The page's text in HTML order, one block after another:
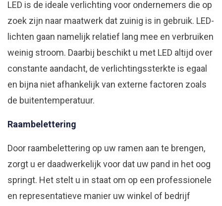
LED is de ideale verlichting voor ondernemers die op
zoek zijn naar maatwerk dat zuinig is in gebruik. LED-
lichten gaan namelijk relatief lang mee en verbruiken
weinig stroom. Daarbij beschikt u met LED altijd over
constante aandacht, de verlichtingssterkte is egaal
en bijna niet afhankelijk van externe factoren zoals
de buitentemperatuur.
Raambelettering
Door raambelettering op uw ramen aan te brengen,
zorgt u er daadwerkelijk voor dat uw pand in het oog
springt. Het stelt u in staat om op een professionele
en representatieve manier uw winkel of bedrijf